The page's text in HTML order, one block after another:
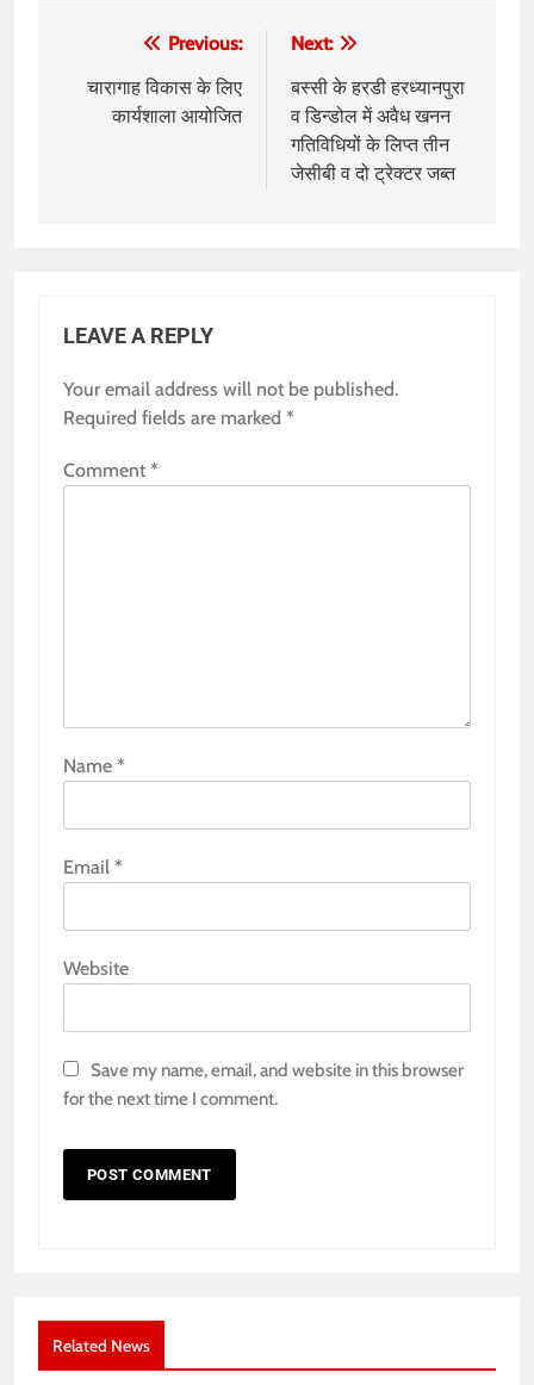
navigation
Previous:
चारागाह विकास के लिए
कार्यशाला आयोजित
Next:
बस्सी के हरडी हरध्यानपुरा
व डिन्डोल में अवैध खनन
गतिविधियों के लिप्त तीन
जेसीबी व दो ट्रेक्टर जब्त
LEAVE A REPLY
Your email address will not be published.
Required fields are marked *
Comment *
Name *
Email *
Website
Save my name, email, and website in this browser
for the next time I comment.
Related News